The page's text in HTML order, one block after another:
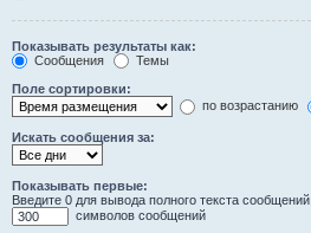
Показывать результаты как:
Сообщения
Темы
Поле сортировки:
по возрастанию
Искать сообщения за:
Показывать первые:
Введите 0 для вывода полного текста сообщений.
символов сообщений